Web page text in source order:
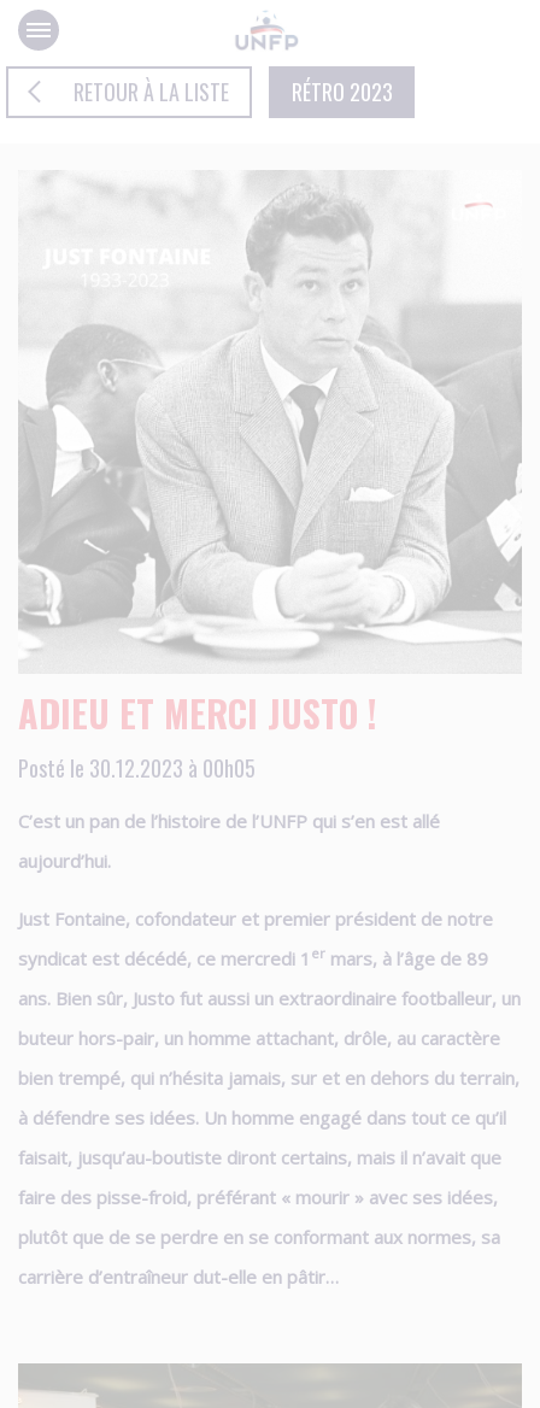
Panneau de gestion des cookies
RETOUR À LA LISTE RÉTRO 2023
ADIEU ET MERCI JUSTO !
Posté le 30.12.2023 à 00h05
C’est un pan de l’histoire de l’UNFP qui s’en est allé
aujourd’hui.
Just Fontaine, cofondateur et premier président de notre
syndicat est décédé, ce mercredi 1 er mars, à l’âge de 89
ans. Bien sûr, Justo fut aussi un extraordinaire footballeur, un
buteur hors-pair, un homme attachant, drôle, au caractère
bien trempé, qui n’hésita jamais, sur et en dehors du terrain,
à défendre ses idées. Un homme engagé dans tout ce qu’il
faisait, jusqu’au-boutiste diront certains, mais il n’avait que
faire des pisse-froid, préférant « mourir » avec ses idées,
plutôt que de se perdre en se conformant aux normes, sa
carrière d’entraîneur dut-elle en pâtir…